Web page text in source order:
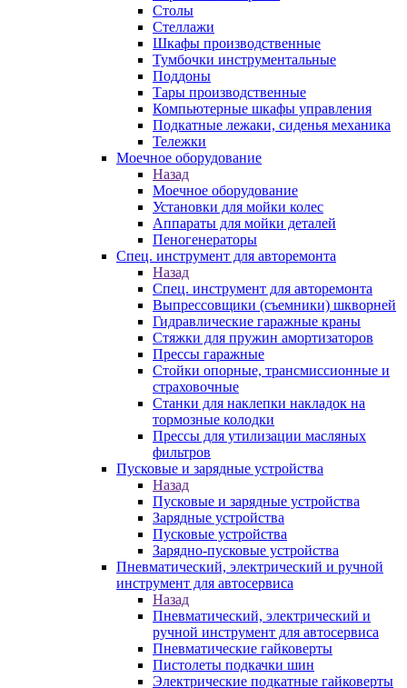
Столы
Стеллажи
Шкафы производственные
Тумбочки инструментальные
Поддоны
Тары производственные
Компьютерные шкафы управления
Подкатные лежаки, сиденья механика
Тележки
Моечное оборудование
Назад
Моечное оборудование
Установки для мойки колес
Аппараты для мойки деталей
Пеногенераторы
Спец. инструмент для авторемонта
Назад
Спец. инструмент для авторемонта
Выпрессовщики (съемники) шкворней
Гидравлические гаражные краны
Стяжки для пружин амортизаторов
Прессы гаражные
Стойки опорные, трансмиссионные и
страховочные
Станки для наклепки накладок на
тормозные колодки
Прессы для утилизации масляных
фильтров
Пусковые и зарядные устройства
Назад
Пусковые и зарядные устройства
Зарядные устройства
Пусковые устройства
Зарядно-пусковые устройства
Пневматический, электрический и ручной
инструмент для автосервиса
Назад
Пневматический, электрический и
ручной инструмент для автосервиса
Пневматические гайковерты
Пистолеты подкачки шин
Электрические подкатные гайковерты